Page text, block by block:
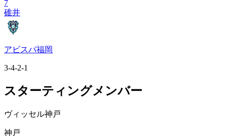
7
碓井
アビスパ福岡
3-4-2-1
スターティングメンバー
ヴィッセル神戸
神戸